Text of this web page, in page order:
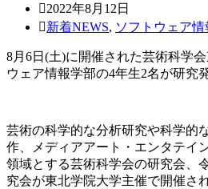
2022年8月12日
新着NEWS, ソフトウェア
8月6日(土)に開催された芸術科学
ウェア情報学部の4年生2名が研究
芸術の科学的な分析研究や科学的
作、メディアアート・エンタテイ
領域とする芸術科学会の研究会、
究会が東北学院大学主催で開催さ